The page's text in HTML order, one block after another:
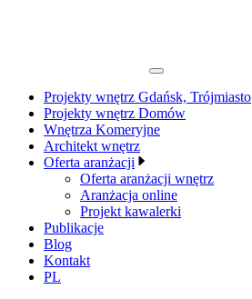
Projekty wnętrz Gdańsk, Trójmiasto
Projekty wnętrz Domów
Wnętrza Komeryjne
Architekt wnętrz
Oferta aranżacji
Oferta aranżacji wnętrz
Aranżacja online
Projekt kawalerki
Publikacje
Blog
Kontakt
PL